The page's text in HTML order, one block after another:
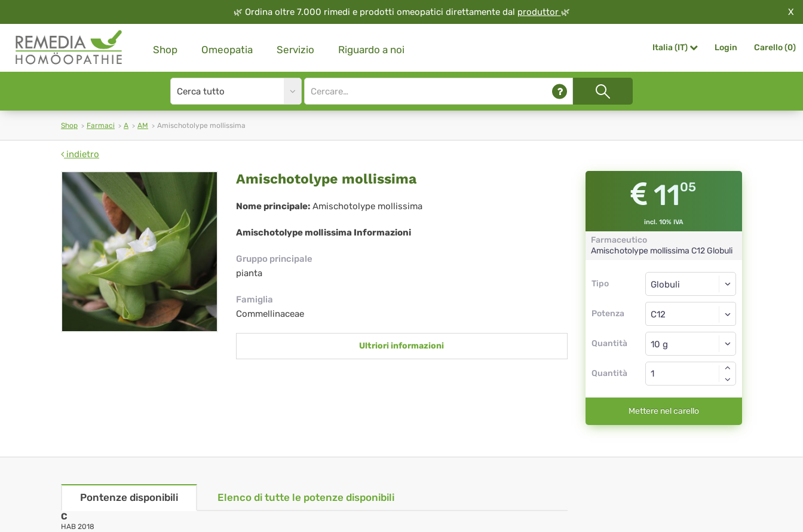
🌿 Ordina oltre 7.000 rimedi e prodotti omeopatici direttamente dal produttor 🌿 X
Shop Omeopatia Servizio Riguardo a noi Italia (IT) Login Carello (0)
Search
type
Site
search
Shop Farmaci A AM Amischotolype mollissima
indietro
Amischotolype
mollissima
Amischotolype mollissima
Nome principale: Amischotolype mollissima
Amischotolype mollissima Informazioni
Gruppo principale
pianta
Famiglia
Commellinaceae
Ultriori informazioni
1105
incl. 10% IVA
Farmaceutico
Amischotolype mollissima C12 Globuli
Tipo
Tipo
Potenza
Globuli
C12
Quantità
Globuli
Quantità
Mettere nel carello
Pontenze disponibili Elenco di tutte le potenze disponibili
C
HAB 2018